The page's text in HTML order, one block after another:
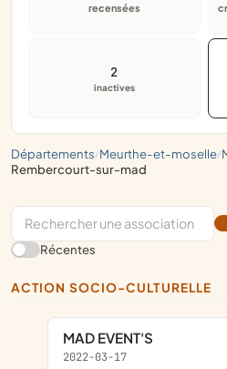
départements/ meurthe-et-moselle/
rembercourt-sur-mad
recensées
2
inactives
Récentes
ACTION SOCIO-CULTURELLE
MAD EVENT'S
2022-03-17